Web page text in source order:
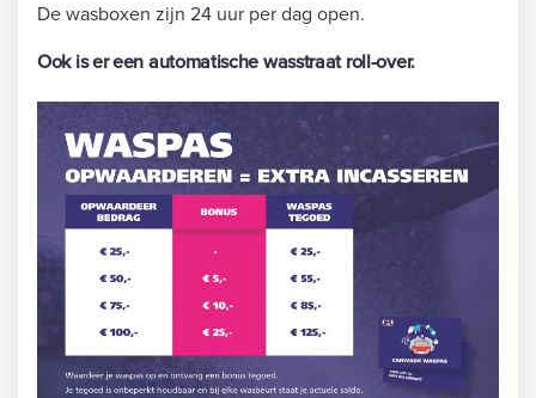
De wasboxen zijn 24 uur per dag open.
Ook is er een automatische wasstraat roll-over.